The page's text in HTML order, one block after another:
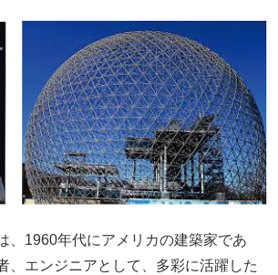
、1960年代にアメリカの建築家であ
、エンジニアとして、多彩に活躍した